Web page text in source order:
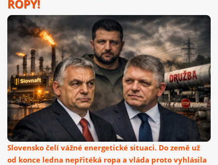
ROPY!
Slovensko čelí vážné energetické situaci. Do země už
od konce ledna nepřitéká ropa a vláda proto vyhlásila